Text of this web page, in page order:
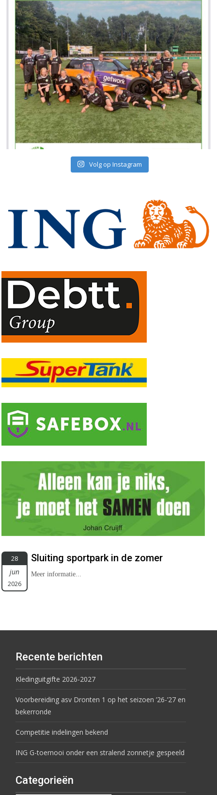
Volg op Instagram
28
jun
2026
Sluiting sportpark in de zomer
Meer informatie...
Recente berichten
Kledinguitgifte 2026-2027
Voorbereiding asv Dronten 1 op het seizoen ’26-’27 en
bekerronde
Competitie indelingen bekend
ING G-toernooi onder een stralend zonnetje gespeeld
Categorieën